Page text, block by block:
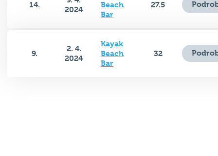
14.
2024
Beach
Bar
27.5
9.
2. 4.
2024
Kayak
Beach
Bar
32